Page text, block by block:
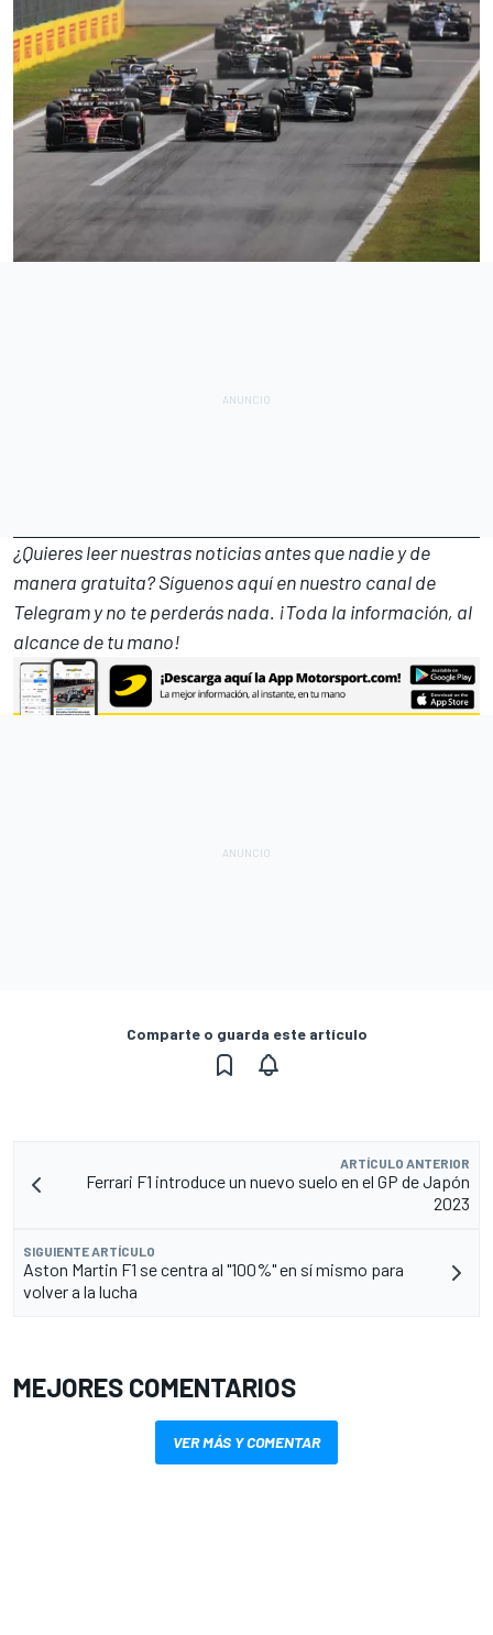
¿Quieres leer nuestras noticias antes que nadie y de
manera gratuita? Síguenosaquí en nuestro canal de
Telegramy no te perderás nada. ¡Toda la información, al
alcance de tu mano!
Comparte o guarda este artículo
ARTÍCULO ANTERIOR
Ferrari F1 introduce un nuevo suelo en el GP de Japón
2023
SIGUIENTE ARTÍCULO
Aston Martin F1 se centra al "100%" en sí mismo para
volver a la lucha
MEJORES COMENTARIOS
VER MÁS Y COMENTAR